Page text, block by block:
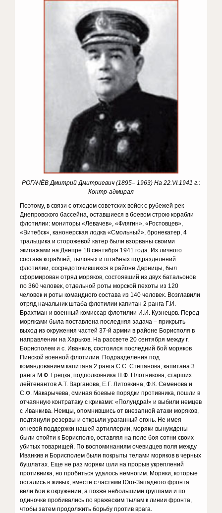
РОГАЧЁВ Дмитрий Дмитриевич (1895– 1963) На 22.VI.1941 г.:
Контр-адмирал
Поэтому, в связи с отходом советских войск с рубежей рек
Днепровского бассейна, оставшиеся в боевом строю корабли
флотилии: мониторы «Левачев», «Флягин», «Ростовцев»,
«Витебск», канонерская лодка «Смольный», бронекатер, 4
тральщика и сторожевой катер были взорваны своими
экипажами на Днепре 18 сентября 1941 года. Из личного
состава кораблей, тыловых и штабных подразделений
флотилии, сосредоточившихся в районе Дарницы, был
сформирован отряд моряков, состоявший из двух батальонов
по 360 человек, отдельной роты морской пехоты из 120
человек и роты командного состава из 140 человек. Возглавили
отряд начальник штаба флотилии капитан 2 ранга Г.И.
Брахтман и военный комиссар флотилии И.И. Кузнецов. Перед
моряками была поставлена последняя задача – прикрыть
выход из окружения частей 37-й армии в районе Борисполя в
направлении на Харьков. На рассвете 20 сентября между г.
Борисполем и с. Иванкив, состоялся последний бой моряков
Пинской военной флотилии. Подразделения под
командованием капитана 2 ранга С.С. Степанова, капитана 3
ранга М.Ф. Грецка, подполковника П.Ф. Плотникова, старших
лейтенантов А.Т. Варганова, Е.Г. Литовкина, Ф.К. Семенова и
С.Ф. Макарычева, сминая боевые порядки противника, пошли в
отчаянную контратаку с криками: «Полундра!» и выбили немцев
с Иванкива. Немцы, опомнившись от внезапной атаки моряков,
подтянули резервы и открыли ураганный огонь. Не имея
огневой поддержки нашей артиллерии, моряки вынуждены
были отойти к Борисполю, оставляя на поле боя сотни своих
убитых товарищей. По воспоминаниям очевидцев поля между
Иванкив и Бориcполем были покрыты телами моряков в черных
бушлатах. Еще не раз моряки шли на прорыв укреплений
противника, но пробиться удалось немногим. Моряки, которые
остались в живых, вместе с частями Юго-Западного фронта
вели бои в окружении, а позже небольшими группами и по
одиночке пробивались по вражеским тылам к линии фронта,
чтобы затем продолжить борьбу против врага.